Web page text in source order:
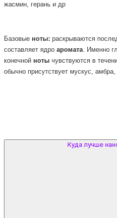
жасмин, герань и др
Базовые ноты: раскрываются
составляет ядро аромата. Именно
конечной ноты чувствуются в
обычно присутствует мускус,
Куда лучше